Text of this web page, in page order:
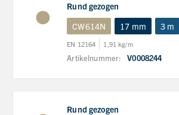
Rund gezogen
CW614N
17 mm 3 m
EN 12164 1,91 kg/m
Artikelnummer: V0008244
Rund gezogen